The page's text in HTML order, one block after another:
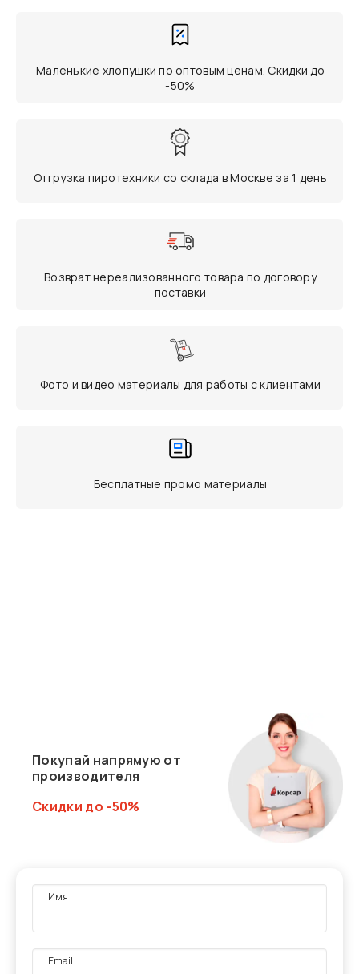
Маленькие хлопушки по оптовым ценам. Скидки до
-50%
Отгрузка пиротехники со склада в Москве за 1 день
Возврат нереализованного товара по договору
поставки
Фото и видео материалы для работы с клиентами
Бесплатные промо материалы
Имя
Email
Покупай напрямую от
производителя
Скидки до -50%